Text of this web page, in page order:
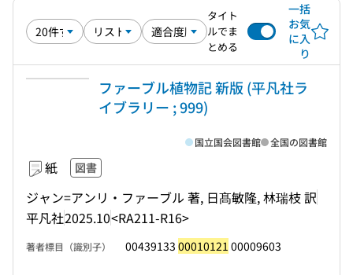
タイト
ルでま
とめる
一括
お気
に入
り
ファーブル植物記 新版 (平凡社ラ
イブラリー ; 999)
紙 図書
ジャン=アンリ・ファーブル 著, 日髙敏隆, 林瑞枝 訳
平凡社2025.10<RA211-R16>
国立国会図書館 全国の図書館
著者標目（識別子） 00439133 00010121 00009603